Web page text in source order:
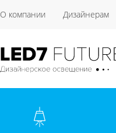
О компании Дизайнерам